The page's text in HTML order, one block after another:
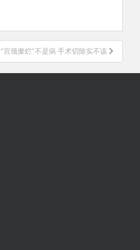
“宫颈糜烂”不是病 手术切除实不该